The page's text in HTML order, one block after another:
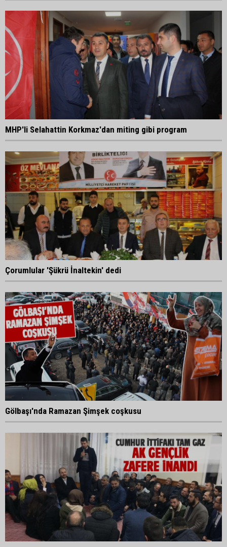
MHP'li Selahattin Korkmaz'dan miting gibi program
Çorumlular 'Şükrü İnaltekin' dedi
Gölbaşı'nda Ramazan Şimşek coşkusu